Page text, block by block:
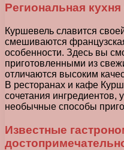
Региональная
Куршевель славится
смешиваются
особенности. Здесь вы
приготовленными из
отличаются высоким
В ресторанах и кафе
сочетания ингредиентов,
необычные способы
Известные